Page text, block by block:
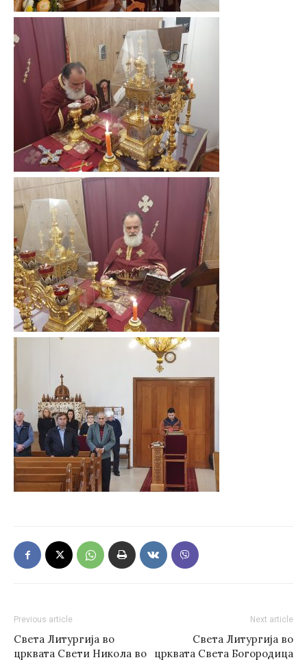
Previous article
Света Литургија во
црквата Свети Никола во
Next article
Света Литургија во
црквата Света Богородица